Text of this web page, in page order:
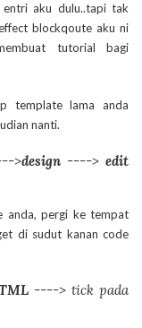
aku dulu..tapi tak
blockqoute aku ni
tutorial bagi
template lama anda
nanti.
>design ----> edit
anda, pergi ke tempat
di sudut kanan code
----> tick pada